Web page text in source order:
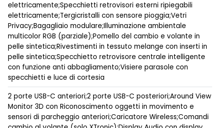
elettricamente;Specchietti retrovisori esterni ripiegabili
elettricamente;Tergicristalli con sensore pioggia;Vetri
Privacy;Bagagliaio modulare;Illuminazione ambientale
multicolor RGB (parziale);Pomello del cambio e volante in
pelle sintetica;Rivestimenti in tessuto melange con inserti in
pelle sintetica;Specchietto retrovisore centrale intelligente
con funzione anti abbagliamento;Visiere parasole con
specchietti e luce di cortesia
2 porte USB-C anteriori;2 porte USB-C posteriori;Around View
Monitor 3D con Riconoscimento oggetti in movimento e
sensori di parcheggio anteriori;Caricatore Wireless;Comandi